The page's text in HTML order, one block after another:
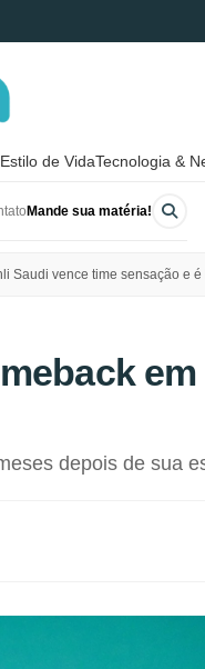
Estilo de VidaTecnologia &
Mande sua matéria!
Saudi vence time sensação e
em
depois de sua